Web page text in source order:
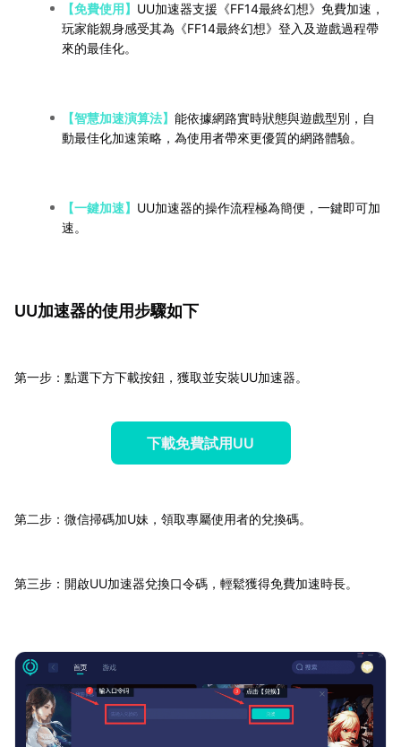
【免費使用】 UU加速器支援《FF14最終幻想》免費加速，
玩家能親身感受其為《FF14最終幻想》登入及遊戲過程帶
來的最佳化。
【智慧加速演算法】 能依據網路實時狀態與遊戲型別，自
動最佳化加速策略，為使用者帶來更優質的網路體驗。
【一鍵加速】 UU加速器的操作流程極為簡便，一鍵即可加
速。
UU加速器的使用步驟如下
第一步：點選下方下載按鈕，獲取並安裝UU加速器。
下載免費試用UU
第二步：微信掃碼加U妹，領取專屬使用者的兌換碼。
第三步：開啟UU加速器兌換口令碼，輕鬆獲得免費加速時長。